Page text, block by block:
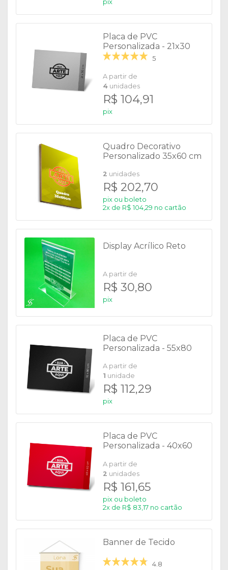
pix
Placa de PVC
Personalizada - 21x30
cm
5
A partir de
4unidades
R$ 104,91
pix
Quadro Decorativo
Personalizado 35x60 cm
2 unidades
R$ 202,70
pix ou boleto
2x de R$ 104,29 no cartão
Display Acrílico Reto
A partir de
R$ 30,80
pix
Placa de PVC
Personalizada - 55x80
A partir de
1 unidade
R$ 112,29
pix
Placa de PVC
Personalizada - 40x60
A partir de
2 unidades
R$ 161,65
pix ou boleto
2x de R$ 83,17 no cartão
Banner de Tecido
4.8